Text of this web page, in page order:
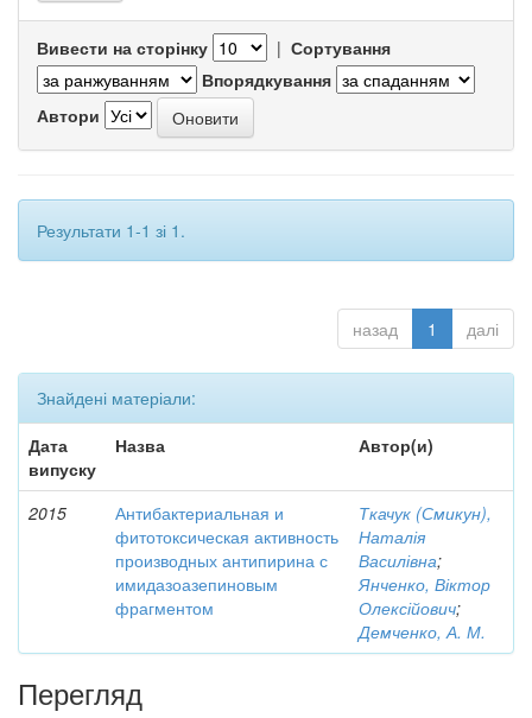
Вивести на сторінку | Сортування
Впорядкування
Автори
Результати 1-1 зі 1.
назад 1 далі
Знайдені матеріали:
Дата
випуску
Назва Автор(и)
2015
Антибактериальная и
фитотоксическая активность
производных антипирина с
имидазоазепиновым
фрагментом
Ткачук (Смикун),
Наталія
Василівна;
Янченко, Віктор
Олексійович;
Демченко, А. М.
Перегляд